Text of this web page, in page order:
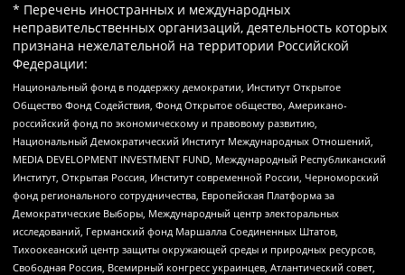
* Перечень иностранных и международных
неправительственных организаций, деятельность которых
признана нежелательной на территории Российской
Федерации:
Национальный фонд в поддержку демократии, Институт Открытое
Общество Фонд Содействия, Фонд Открытое общество, Американо-
российский фонд по экономическому и правовому развитию,
Национальный Демократический Институт Международных Отношений,
MEDIA DEVELOPMENT INVESTMENT FUND, Международный Республиканский
Институт, Открытая Россия, Институт современной России, Черноморский
фонд регионального сотрудничества, Европейская Платформа за
Демократические Выборы, Международный центр электоральных
исследований, Германский фонд Маршалла Соединенных Штатов,
Тихоокеанский центр защиты окружающей среды и природных ресурсов,
Свободная Россия, Всемирный конгресс украинцев, Атлантический совет,